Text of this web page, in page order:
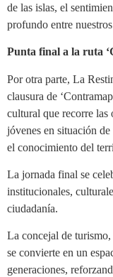
de las islas, el
profundo entre
Punta final a la ruta
Por otra parte, La
clausura de
cultural que recorre las
jóvenes en situación
el conocimiento del
La jornada final se
institucionales,
ciudadanía.
La concejal de
se convierte en un
generaciones,